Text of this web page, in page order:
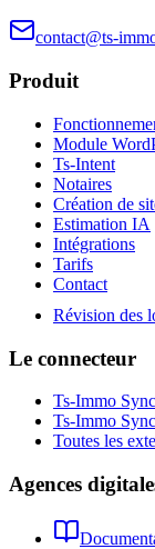
contact@ts-
Produit
Module
Ts-Intent
Notaires
Création de
Estimation IA
Intégrations
Tarifs
Contact
Révision des
Le connecteur
Ts-Immo
Ts-Immo
Toutes les
Agences